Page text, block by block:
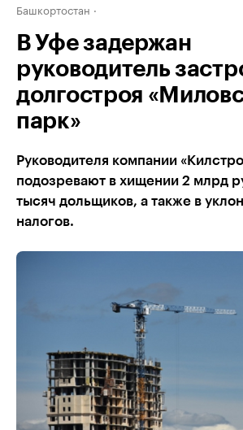
Башкортостан
В Уфе задержан
руководитель
долгостроя
парк»
Руководителя компании
подозревают в хищении 2 млрд
тысяч дольщиков, а также в
налогов.